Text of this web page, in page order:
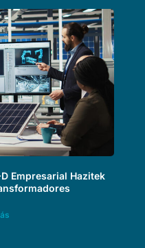
Empresarial Hazitek